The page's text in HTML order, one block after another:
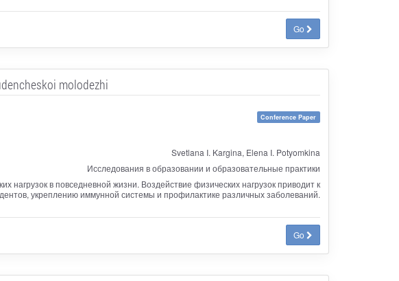
Go
molodezhi
Conference Paper
Svetlana I. Kargina, Elena I. Potyomkina
Исследования в образовании и образовательные практики
в повседневной жизни. Воздействие физических нагрузок приводит к
укреплению иммунной системы и профилактике различных заболеваний.
Go